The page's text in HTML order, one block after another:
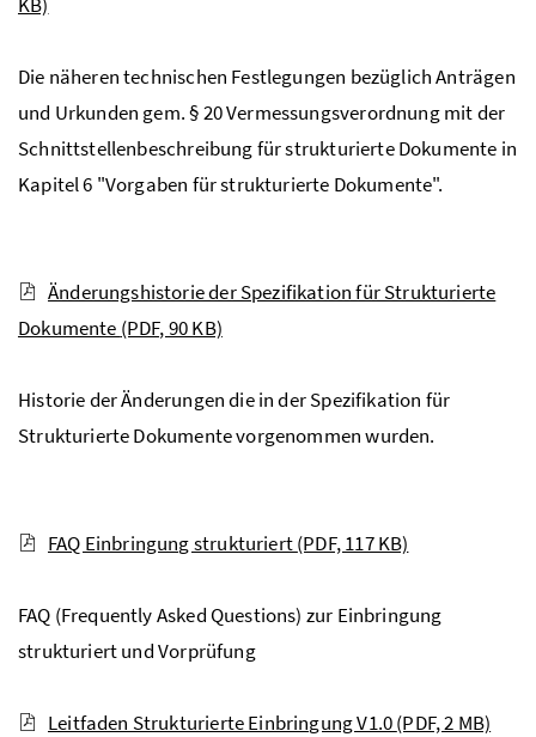
Die näheren technischen Festlegungen bezüglich Anträgen
und Urkunden gem. § 20 Vermessungsverordnung mit der
Schnittstellenbeschreibung für strukturierte Dokumente in
Kapitel 6 "Vorgaben für strukturierte Dokumente".
Änderungshistorie der Spezifikation für Strukturierte
Dokumente (PDF, 90 KB)
Historie der Änderungen die in der Spezifikation für
Strukturierte Dokumente vorgenommen wurden.
FAQ Einbringung strukturiert(PDF, 117 KB)
FAQ (Frequently Asked Questions) zur Einbringung
strukturiert und Vorprüfung
Leitfaden Strukturierte Einbringung V1.0(PDF, 2 MB)